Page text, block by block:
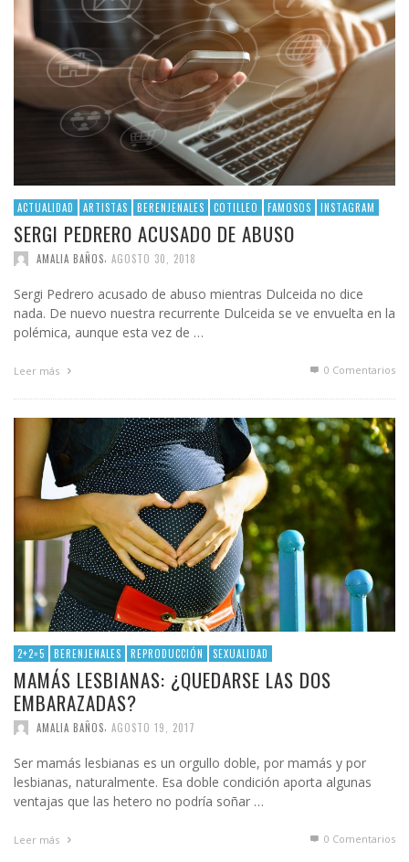
ACTUALIDAD ARTISTAS BERENJENALES COTILLEO FAMOSOS INSTAGRAM
SERGI PEDRERO ACUSADO DE ABUSO
AMALIA BAÑOS AGOSTO 30, 2018
Sergi Pedrero acusado de abuso mientras Dulceida no dice
nada. De nuevo nuestra recurrente Dulceida se ve envuelta en la
polémica, aunque esta vez de …
Leer más 0 Comentarios
2+2=5 BERENJENALES REPRODUCCIÓN SEXUALIDAD
MAMÁS LESBIANAS: ¿QUEDARSE LAS DOS
EMBARAZADAS?
AMALIA BAÑOS AGOSTO 19, 2017
Ser mamás lesbianas es un orgullo doble, por mamás y por
lesbianas, naturalmente. Esa doble condición aporta algunas
ventajas que las hetero no podría soñar …
Leer más 0 Comentarios